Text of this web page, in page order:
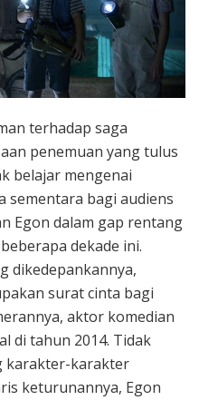
terhadap saga
penemuan yang tulus
belajar mengenai
sementara bagi audiens
Egon dalam gap rentang
dekade ini.
dikedepankannya,
surat cinta bagi
aktor komedian
di tahun 2014. Tidak
karakter-karakter
keturunannya, Egon